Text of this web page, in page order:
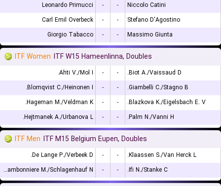
Leonardo Primucci
- -
Niccolo Catini
Carl Emil Overbeck
- -
Stefano D'Agostino
Giorgio Tabacco
- - Massimo Giunta
ITF Women ITF W15 Hameenlinna, Doubles
Ahti V./Mol I. - -
Biot A./Vaissaud D.
Blomqvist C./Heinonen I.
- -
Giambelli C./Stagno B.
Hageman M./Veldman K.
- -
Blazkova K./Eigelsbach E. V.
Hejtmanek A./Urbanova L.
- - Palm N./Vanni H.
ITF Men ITF M15 Belgium Eupen, Doubles
De Lange P./Verbeek D. - -
Klaassen S./Van Herck L.
Chambonniere M./Schlagenhauf N.
- - Ifi N./Stanke C.